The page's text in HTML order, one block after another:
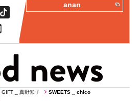
anan
GIFT _ 真野知子
SWEETS _ chico